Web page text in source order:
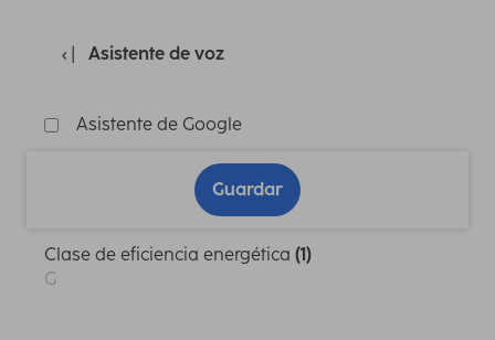
Asistente de voz
Asistente de Google
Guardar
Clase de eficiencia energética (1)
G